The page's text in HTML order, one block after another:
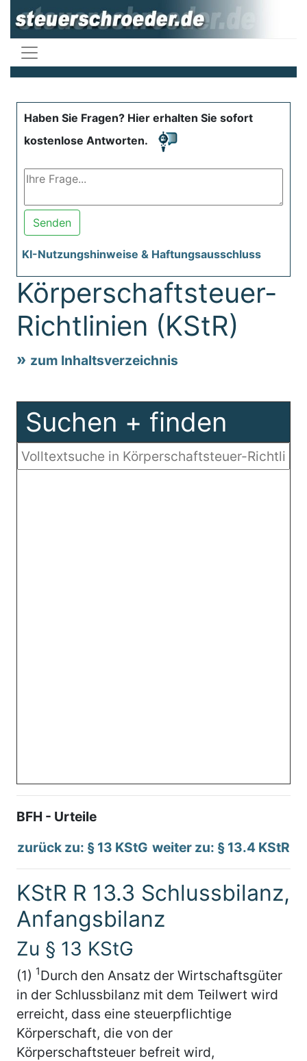
Haben Sie Fragen? Hier erhalten Sie sofort
kostenlose Antworten.
Senden
KI-Nutzungshinweise & Haftungsausschluss
Körperschaftsteuer-
Richtlinien (KStR)
zum Inhaltsverzeichnis
Suchen + finden
BFH - Urteile
zurück zu: § 13 KStG weiter zu: § 13.4 KStR
KStR R 13.3 Schlussbilanz,
Anfangsbilanz
Zu § 13 KStG
(1) 1Durch den Ansatz der Wirtschaftsgüter
in der Schlussbilanz mit dem Teilwert wird
erreicht, dass eine steuerpflichtige
Körperschaft, die von der
Körperschaftsteuer befreit wird,